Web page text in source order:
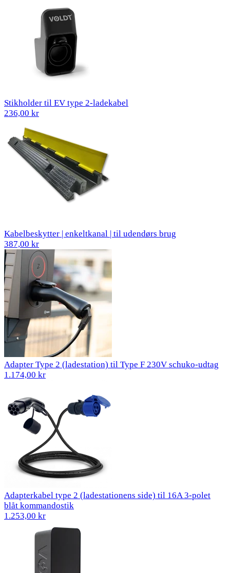
Stikholder til EV type 2-ladekabel
236,00 kr
Kabelbeskytter | enkeltkanal | til udendørs brug
387,00 kr
Adapter Type 2 (ladestation) til Type F 230V schuko-udtag
1.174,00 kr
Adapterkabel type 2 (ladestationens side) til 16A 3-polet
blåt kommandostik
1.253,00 kr